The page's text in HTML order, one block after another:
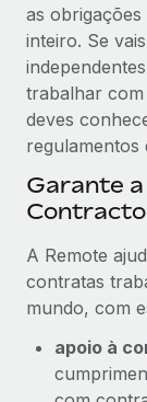
as
inteiro. Se
trabalhar
deves
regulamentos
Garante
A Remote
contratas
mundo, com
apoio à